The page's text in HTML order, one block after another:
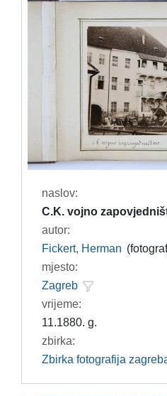
naslov:
C.K. vojno
autor:
Fickert, Herman
mjesto:
Zagreb
vrijeme:
11.1880. g.
zbirka:
Zbirka fotografija